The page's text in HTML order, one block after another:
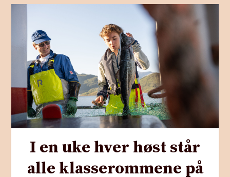
I en uke hver høst står
alle klasserommene på